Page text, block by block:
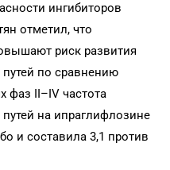
ингибиторов
отметил, что
риск развития
по сравнению
фаз II–IV частота
на ипраглифлозине
и составила 3,1 против